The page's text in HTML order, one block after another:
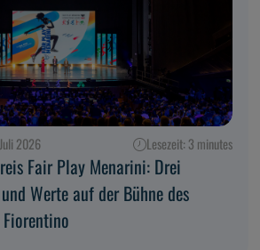
2026 Lesezeit: 3 minutes
Fair Play Menarini: Drei
Werte auf der Bühne des